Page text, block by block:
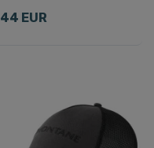
44 EUR